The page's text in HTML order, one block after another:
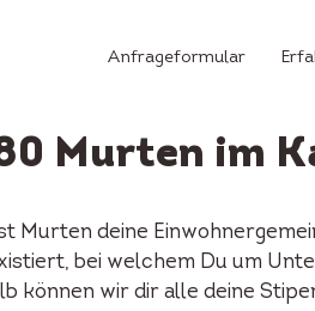
Anfrageformular
Murten im
Murten deine
bei welchem Du um
können wir dir alle deine